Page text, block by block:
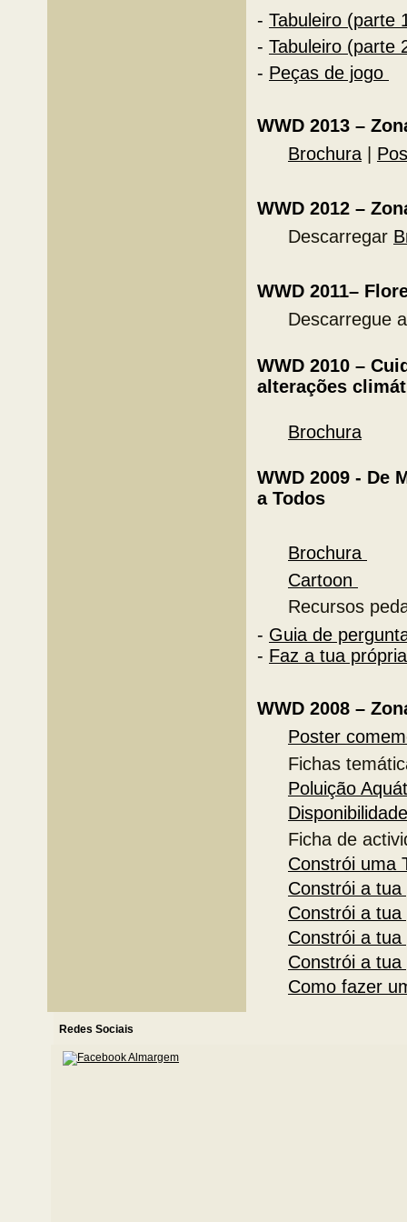
- Tabuleiro (parte
- Tabuleiro (parte
- Peças de jogo
WWD 2013 –
Brochura
WWD 2012 –
Descarregar
WWD 2011–
Descarregue
WWD 2010 –
alterações
Brochura
WWD 2009 - De
a Todos
Brochura
Cartoon
Recursos
- Guia de
- Faz a tua
WWD 2008 –
Poster
Fichas
Poluição
Ficha de
Constrói uma
Constrói a
Constrói a
Constrói a
Constrói a
Como fazer
Redes Sociais